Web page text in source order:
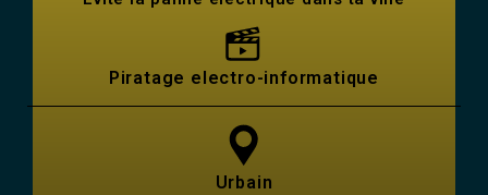
Piratage electro-informatique
Urbain